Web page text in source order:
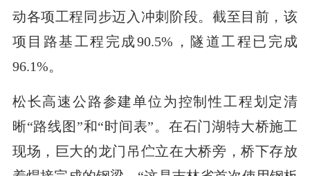
动各项工程同步迈入冲刺阶段。截至目前，该
项目路基工程完成90.5%，隧道工程已完成
96.1%。
松长高速公路参建单位为控制性工程划定清
晰“路线图”和“时间表”。在石门湖特大桥施工
现场，巨大的龙门吊伫立在大桥旁，桥下存放